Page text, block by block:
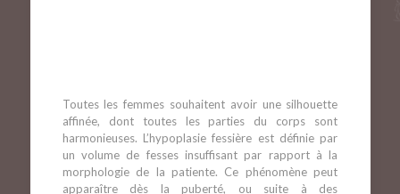
Toutes les femmes souhaitent avoir une silhouette
affinée, dont toutes les parties du corps sont
harmonieuses. L’hypoplasie fessière est définie par
un volume de fesses insuffisant par rapport à la
morphologie de la patiente. Ce phénomène peut
apparaître dès la puberté, ou suite à des